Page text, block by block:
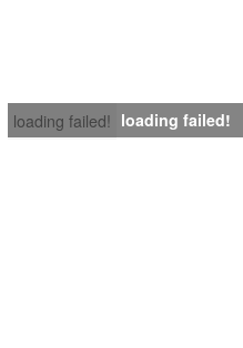
loading failed! loading failed!